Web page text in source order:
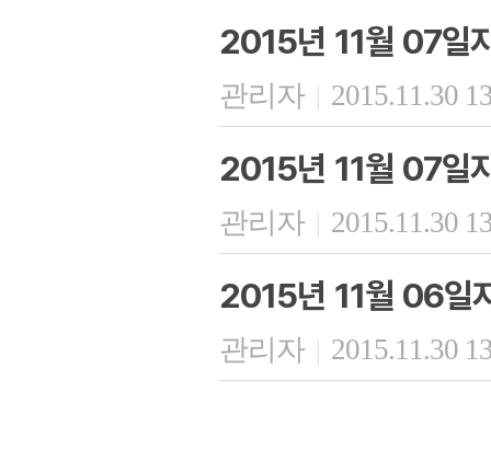
2015년 11월 07일
관리자 | 2015.11.30
2015년 11월 07일
관리자 | 2015.11.30
2015년 11월 06일
관리자 | 2015.11.30